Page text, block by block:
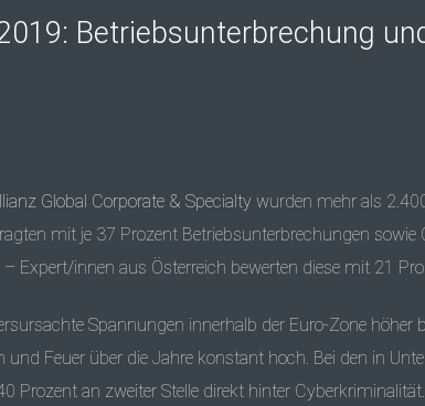
Betriebsunterbrechung
Global Corporate & Specialty wurden mehr als
mit je 37 Prozent Betriebsunterbrechungen sowie
Expert/innen aus Österreich bewerten diese mit 21
Spannungen innerhalb der Euro-Zone höher
Feuer über die Jahre konstant hoch. Bei den in
Prozent an zweiter Stelle direkt hinter